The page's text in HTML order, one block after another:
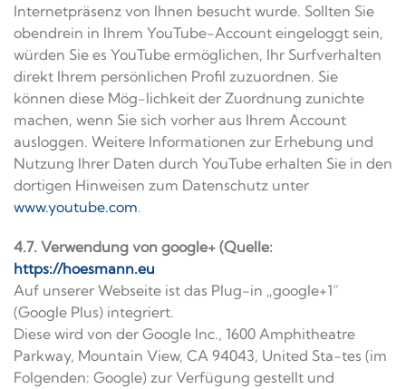
Internetpräsenz von Ihnen besucht wurde. Sollten Sie
obendrein in Ihrem YouTube-Account eingeloggt sein,
würden Sie es YouTube ermöglichen, Ihr Surfverhalten
direkt Ihrem persönlichen Profil zuzuordnen. Sie
können diese Mög-lichkeit der Zuordnung zunichte
machen, wenn Sie sich vorher aus Ihrem Account
ausloggen. Weitere Informationen zur Erhebung und
Nutzung Ihrer Daten durch YouTube erhalten Sie in den
dortigen Hinweisen zum Datenschutz unter
www.youtube.com.
4.7. Verwendung von google+ (Quelle:
https://hoesmann.eu
Auf unserer Webseite ist das Plug-in „google+1“
(Google Plus) integriert.
Diese wird von der Google Inc., 1600 Amphitheatre
Parkway, Mountain View, CA 94043, United Sta-tes (im
Folgenden: Google) zur Verfügung gestellt und